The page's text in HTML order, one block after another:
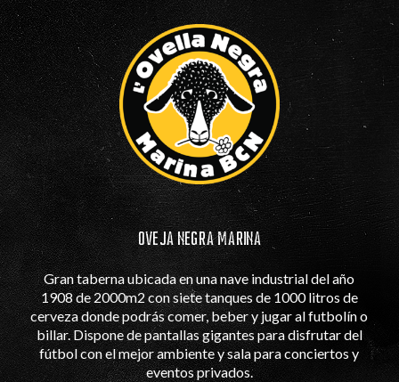
OVEJA NEGRA MARINA
Gran taberna ubicada en una nave industrial del año
1908 de 2000m2 con siete tanques de 1000 litros de
cerveza donde podrás comer, beber y jugar al futbolín o
billar. Dispone de pantallas gigantes para disfrutar del
fútbol con el mejor ambiente y sala para conciertos y
eventos privados.